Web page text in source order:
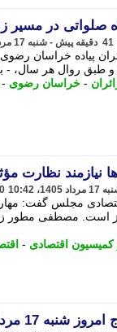
41 دقیقه پیش - شنبه 17 مرداد 1405، 10:45
و طبق روال هر سال،
- خراسان رضوی -
نیازمند نظارت
مجلس گفت: مهار
است. مصطفی مطور
اقتصادی -
مرداد (خاموشی برق)